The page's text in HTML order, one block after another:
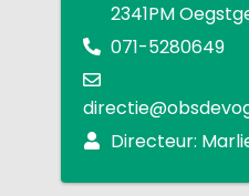
2341PM
071-5280649
Directeur: